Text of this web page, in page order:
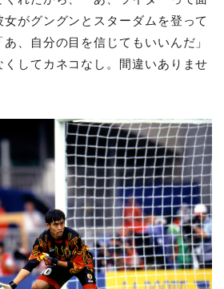
がグングンとスターダムを登って
、自分の目を信じてもいいんだ」
くしてカネコなし。間違いありませ